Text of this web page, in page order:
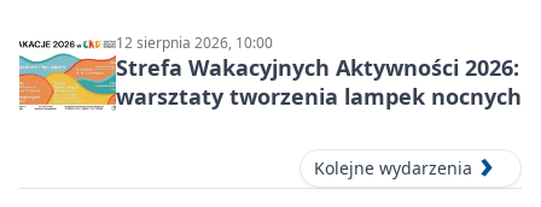
12 sierpnia 2026, 10:00
Strefa Wakacyjnych Aktywności 2026:
warsztaty tworzenia lampek nocnych
Kolejne wydarzenia